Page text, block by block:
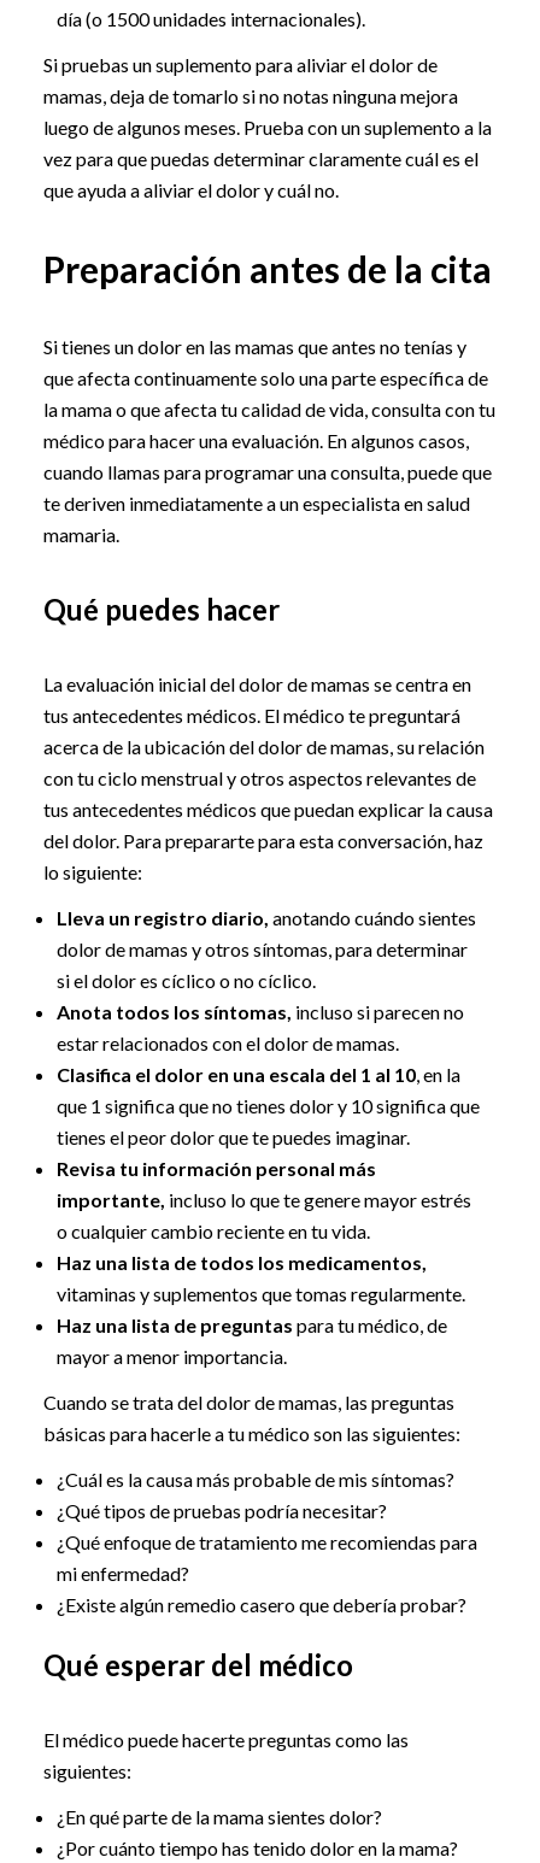
día (o 1500 unidades internacionales).
Si pruebas un suplemento para aliviar el dolor de
mamas, deja de tomarlo si no notas ninguna mejora
luego de algunos meses. Prueba con un suplemento a la
vez para que puedas determinar claramente cuál es el
que ayuda a aliviar el dolor y cuál no.
Preparación antes de la cita
Si tienes un dolor en las mamas que antes no tenías y
que afecta continuamente solo una parte específica de
la mama o que afecta tu calidad de vida, consulta con tu
médico para hacer una evaluación. En algunos casos,
cuando llamas para programar una consulta, puede que
te deriven inmediatamente a un especialista en salud
mamaria.
Qué puedes hacer
La evaluación inicial del dolor de mamas se centra en
tus antecedentes médicos. El médico te preguntará
acerca de la ubicación del dolor de mamas, su relación
con tu ciclo menstrual y otros aspectos relevantes de
tus antecedentes médicos que puedan explicar la causa
del dolor. Para prepararte para esta conversación, haz
lo siguiente:
Lleva un registro diario, anotando cuándo sientes
dolor de mamas y otros síntomas, para determinar
si el dolor es cíclico o no cíclico.
Anota todos los síntomas, incluso si parecen no
estar relacionados con el dolor de mamas.
Clasifica el dolor en una escala del 1 al 10, en la
que 1 significa que no tienes dolor y 10 significa que
tienes el peor dolor que te puedes imaginar.
Revisa tu información personal más
importante, incluso lo que te genere mayor estrés
o cualquier cambio reciente en tu vida.
Haz una lista de todos los medicamentos,
vitaminas y suplementos que tomas regularmente.
Haz una lista de preguntas para tu médico, de
mayor a menor importancia.
Cuando se trata del dolor de mamas, las preguntas
básicas para hacerle a tu médico son las siguientes:
¿Cuál es la causa más probable de mis síntomas?
¿Qué tipos de pruebas podría necesitar?
¿Qué enfoque de tratamiento me recomiendas para
mi enfermedad?
¿Existe algún remedio casero que debería probar?
Qué esperar del médico
El médico puede hacerte preguntas como las
siguientes:
¿En qué parte de la mama sientes dolor?
¿Por cuánto tiempo has tenido dolor en la mama?